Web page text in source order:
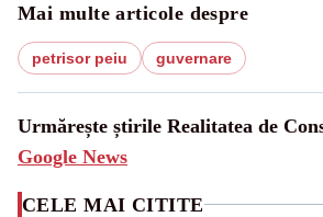
Mai multe articole despre
petrisor peiu guvernare
Urmărește știrile Realitatea de
Google News
CELE MAI CITITE